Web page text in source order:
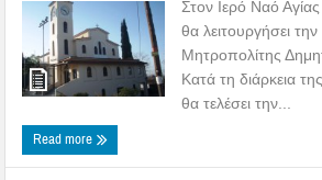
Στον Ιερό Ναό
θα λειτουργήσει
Μητροπολίτης
Κατά τη διάρκεια
θα τελέσει την...
Read more